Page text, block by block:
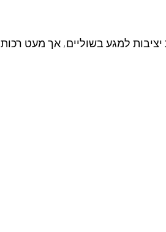
להיות יציבות למגע בשוליים, אך מעט רכות